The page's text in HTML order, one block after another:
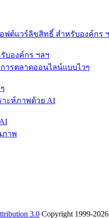
บองค์กร ฯลฯ
3.0 Copyright 1999-2026